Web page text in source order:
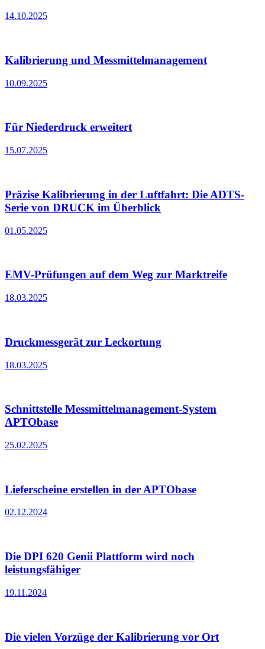
14.10.2025
Kalibrierung und Messmittelmanagement
10.09.2025
Für Niederdruck erweitert
15.07.2025
Präzise Kalibrierung in der Luftfahrt: Die ADTS-
Serie von DRUCK im Überblick
01.05.2025
EMV-Prüfungen auf dem Weg zur Marktreife
18.03.2025
Druckmessgerät zur Leckortung
18.03.2025
Schnittstelle Messmittelmanagement-System
APTObase
25.02.2025
Lieferscheine erstellen in der APTObase
02.12.2024
Die DPI 620 Genii Plattform wird noch
leistungsfähiger
19.11.2024
Die vielen Vorzüge der Kalibrierung vor Ort